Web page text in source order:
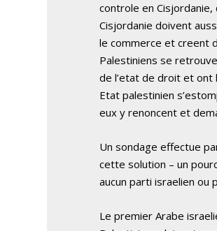
controle en
Cisjordanie doivent
le commerce et creent
Palestiniens se
de l’etat de droit et ont
Etat palestinien
eux y renoncent et
Un sondage effectue
cette solution – un
aucun parti israelien ou
Le premier Arabe